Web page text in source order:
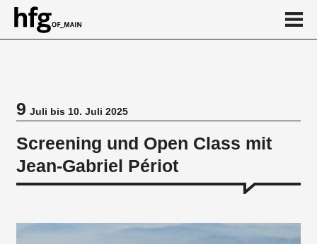
9Juli bis 10. Juli 2025
Screening und Open Class mit
Jean-Gabriel Périot